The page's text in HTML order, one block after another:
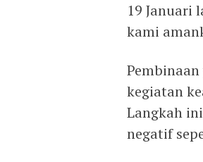
19 Januari
kami
kegiatan
Langkah
negatif